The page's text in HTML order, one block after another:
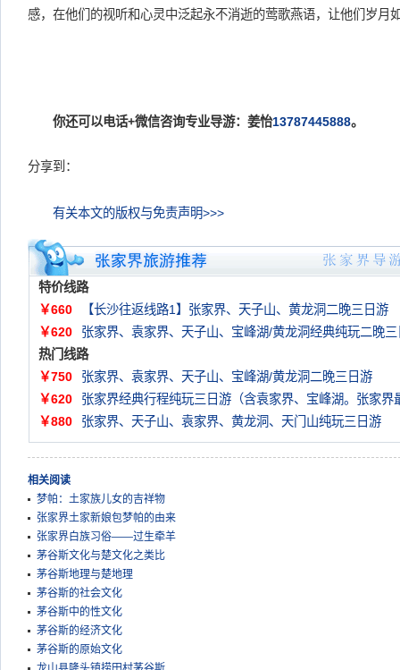
感，在他们的视听和心灵中泛起永不消逝的莺歌燕语，让他们岁月
你还可以电话+微信咨询专业导游：姜怡13787445888。
分享到：
有关本文的版权与免责声明>>>
特价线路
￥660
【长沙往返线路1】张家界、天子山、黄龙洞二晚三日游
￥620
张家界、袁家界、天子山、宝峰湖/黄龙洞经典纯玩二晚三
热门线路
￥750
张家界、袁家界、天子山、宝峰湖/黄龙洞二晚三日游
￥620
张家界经典行程纯玩三日游（含袁家界、宝峰湖。张家界
￥880
张家界、天子山、袁家界、黄龙洞、天门山纯玩三日游
相关阅读
梦帕：土家族儿女的吉祥物
张家界土家新娘包梦帕的由来
张家界白族习俗——过生牵羊
茅谷斯文化与楚文化之类比
茅谷斯地理与楚地理
茅谷斯的社会文化
茅谷斯中的性文化
茅谷斯的经济文化
茅谷斯的原始文化